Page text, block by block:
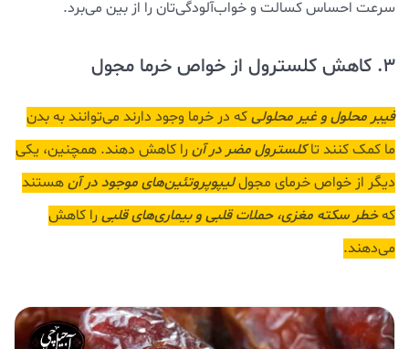
سرعت احساس کسالت و خواب‌آلودگی‌تان را از بین می‌برد.
3. کاهش کلسترول از خواص خرما مجول
فیبر محلول و غیر محلولیکه در خرما وجود دارند می‌توانند به بدن
ما کمک کنند تاکلسترول مضر در آن را کاهش دهند. همچنین، یکی
دیگر از خواص خرمای مجوللیپوپروتئین‌های موجود در آنهستند
کهخطر سکته مغزی، حملات قلبی و بیماری‌های قلبی را کاهش
می‌دهند.